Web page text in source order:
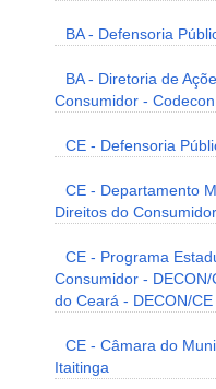
BA - Defensoria
BA - Diretoria de
Consumidor -
CE - Defensoria
CE - Departamento
Direitos do
CE - Programa
Consumidor -
do Ceará - DECON/CE
CE - Câmara do
Itaitinga